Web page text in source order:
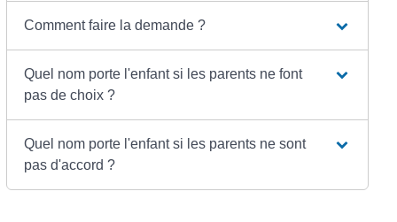
Comment faire la demande ?
Quel nom porte l'enfant si les parents ne font
pas de choix ?
Quel nom porte l'enfant si les parents ne sont
pas d'accord ?